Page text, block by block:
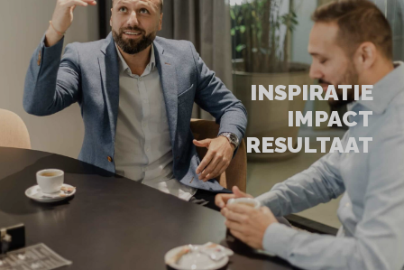
INSPIRATIE
IMPACT
RESULTAAT